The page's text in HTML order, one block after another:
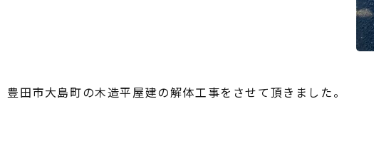
豊田市大島町の木造平屋建の解体工事をさせて頂きました。